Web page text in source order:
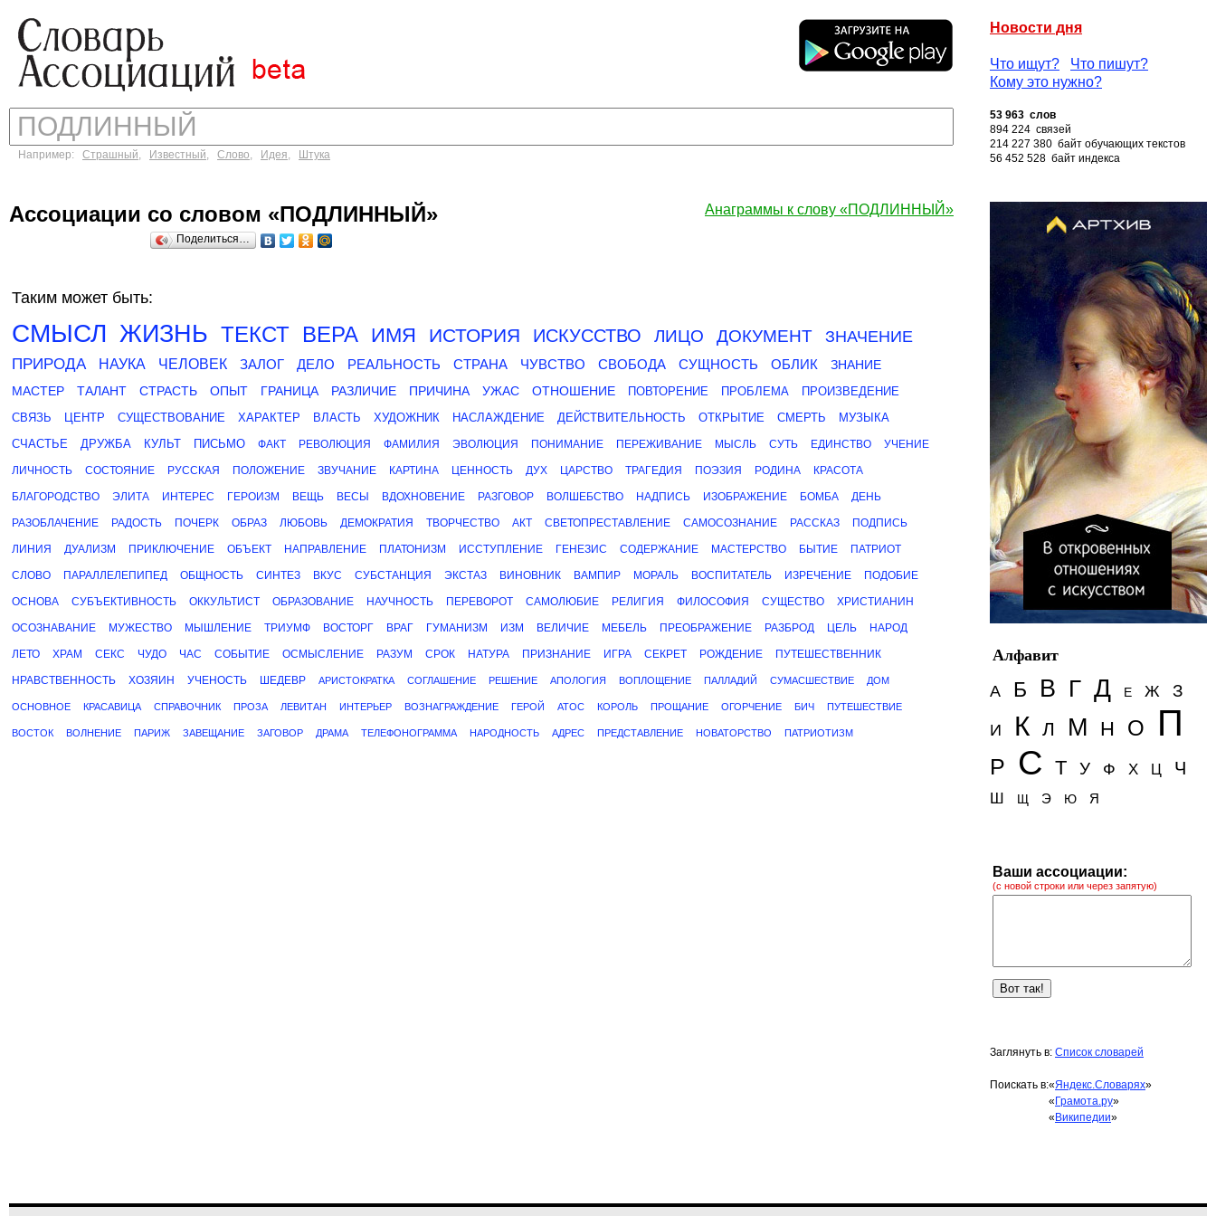
Новости дня
Что ищут?
Что пишут?
Кому это нужно?
Например: Страшный, Известный, Слово, Идея, Штука
53 963 слов
894 224 связей
214 227 380 байт обучающих текстов
56 452 528 байт индекса
Анаграммы к слову «ПОДЛИННЫЙ»
Ассоциации со словом «ПОДЛИННЫЙ»
Поделиться…
Таким может быть:
СМЫСЛ ЖИЗНЬ ТЕКСТ ВЕРА ИМЯ ИСТОРИЯ ИСКУССТВО ЛИЦО ДОКУМЕНТ ЗНАЧЕНИЕ
ПРИРОДА НАУКА ЧЕЛОВЕК ЗАЛОГ ДЕЛО РЕАЛЬНОСТЬ СТРАНА ЧУВСТВО СВОБОДА СУЩНОСТЬ ОБЛИК
ЗНАНИЕ
МАСТЕР
ТАЛАНТ СТРАСТЬ ОПЫТ ГРАНИЦА РАЗЛИЧИЕ ПРИЧИНА УЖАС ОТНОШЕНИЕ ПОВТОРЕНИЕ ПРОБЛЕМА
ПРОИЗВЕДЕНИЕ
СВЯЗЬ
ЦЕНТР СУЩЕСТВОВАНИЕ ХАРАКТЕР ВЛАСТЬ ХУДОЖНИК НАСЛАЖДЕНИЕ ДЕЙСТВИТЕЛЬНОСТЬ ОТКРЫТИЕ СМЕРТЬ
МУЗЫКА
СЧАСТЬЕ
ДРУЖБА КУЛЬТ ПИСЬМО ФАКТ РЕВОЛЮЦИЯ ФАМИЛИЯ ЭВОЛЮЦИЯ ПОНИМАНИЕ ПЕРЕЖИВАНИЕ МЫСЛЬ СУТЬ ЕДИНСТВО УЧЕНИЕ
ЛИЧНОСТЬ СОСТОЯНИЕ РУССКАЯ ПОЛОЖЕНИЕ ЗВУЧАНИЕ КАРТИНА ЦЕННОСТЬ ДУХ ЦАРСТВО ТРАГЕДИЯ ПОЭЗИЯ РОДИНА КРАСОТА
БЛАГОРОДСТВО ЭЛИТА ИНТЕРЕС ГЕРОИЗМ ВЕЩЬ ВЕСЫ ВДОХНОВЕНИЕ РАЗГОВОР ВОЛШЕБСТВО НАДПИСЬ ИЗОБРАЖЕНИЕ БОМБА ДЕНЬ
РАЗОБЛАЧЕНИЕ РАДОСТЬ ПОЧЕРК ОБРАЗ ЛЮБОВЬ ДЕМОКРАТИЯ ТВОРЧЕСТВО АКТ СВЕТОПРЕСТАВЛЕНИЕ САМОСОЗНАНИЕ РАССКАЗ ПОДПИСЬ
ЛИНИЯ ДУАЛИЗМ ПРИКЛЮЧЕНИЕ ОБЪЕКТ НАПРАВЛЕНИЕ ПЛАТОНИЗМ ИССТУПЛЕНИЕ ГЕНЕЗИС СОДЕРЖАНИЕ МАСТЕРСТВО БЫТИЕ ПАТРИОТ
СЛОВО ПАРАЛЛЕЛЕПИПЕД ОБЩНОСТЬ СИНТЕЗ ВКУС СУБСТАНЦИЯ ЭКСТАЗ ВИНОВНИК ВАМПИР МОРАЛЬ ВОСПИТАТЕЛЬ ИЗРЕЧЕНИЕ ПОДОБИЕ
ОСНОВА СУБЪЕКТИВНОСТЬ ОККУЛЬТИСТ ОБРАЗОВАНИЕ НАУЧНОСТЬ ПЕРЕВОРОТ САМОЛЮБИЕ РЕЛИГИЯ ФИЛОСОФИЯ СУЩЕСТВО ХРИСТИАНИН
ОСОЗНАВАНИЕ МУЖЕСТВО МЫШЛЕНИЕ ТРИУМФ ВОСТОРГ ВРАГ ГУМАНИЗМ ИЗМ ВЕЛИЧИЕ МЕБЕЛЬ ПРЕОБРАЖЕНИЕ РАЗБРОД ЦЕЛЬ НАРОД
ЛЕТО ХРАМ СЕКС ЧУДО ЧАС СОБЫТИЕ ОСМЫСЛЕНИЕ РАЗУМ СРОК НАТУРА ПРИЗНАНИЕ ИГРА СЕКРЕТ РОЖДЕНИЕ ПУТЕШЕСТВЕННИК
НРАВСТВЕННОСТЬ ХОЗЯИН УЧЕНОСТЬ ШЕДЕВР АРИСТОКРАТКА СОГЛАШЕНИЕ РЕШЕНИЕ АПОЛОГИЯ ВОПЛОЩЕНИЕ ПАЛЛАДИЙ СУМАСШЕСТВИЕ ДОМ
ОСНОВНОЕ КРАСАВИЦА СПРАВОЧНИК ПРОЗА ЛЕВИТАН ИНТЕРЬЕР ВОЗНАГРАЖДЕНИЕ ГЕРОЙ АТОС КОРОЛЬ ПРОЩАНИЕ ОГОРЧЕНИЕ БИЧ ПУТЕШЕСТВИЕ
ВОСТОК ВОЛНЕНИЕ ПАРИЖ ЗАВЕЩАНИЕ ЗАГОВОР ДРАМА ТЕЛЕФОНОГРАММА НАРОДНОСТЬ АДРЕС ПРЕДСТАВЛЕНИЕ НОВАТОРСТВО ПАТРИОТИЗМ
Алфавит
А
Б В Г Д Е Ж З
И К Л М Н О П
Р С Т У Ф Х Ц Ч
Ш Щ Э Ю Я
Ваши ассоциации:
(с новой строки или через запятую)
Заглянуть в: Список словарей
Поискать в:«Яндекс.Словарях»
« Грамота.ру»
« Википедии»